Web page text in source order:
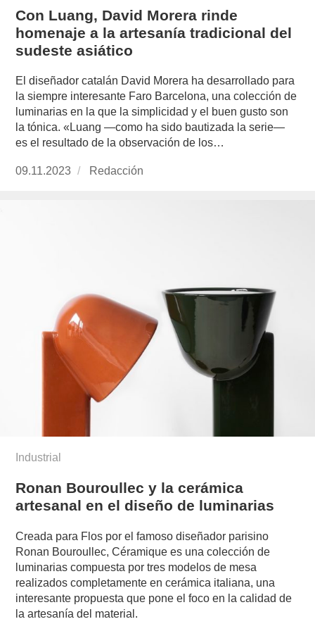
Con Luang, David Morera rinde
homenaje a la artesanía tradicional del
sudeste asiático
El diseñador catalán David Morera ha desarrollado para
la siempre interesante Faro Barcelona, una colección de
luminarias en la que la simplicidad y el buen gusto son
la tónica. «Luang —como ha sido bautizada la serie—
es el resultado de la observación de los…
Publicado
09.11.2023 https://www.experimenta.es/author/redaccion/
Redacción
Industrial
Ronan Bouroullec y la cerámica
artesanal en el diseño de luminarias
Creada para Flos por el famoso diseñador parisino
Ronan Bouroullec, Céramique es una colección de
luminarias compuesta por tres modelos de mesa
realizados completamente en cerámica italiana, una
interesante propuesta que pone el foco en la calidad de
la artesanía del material.